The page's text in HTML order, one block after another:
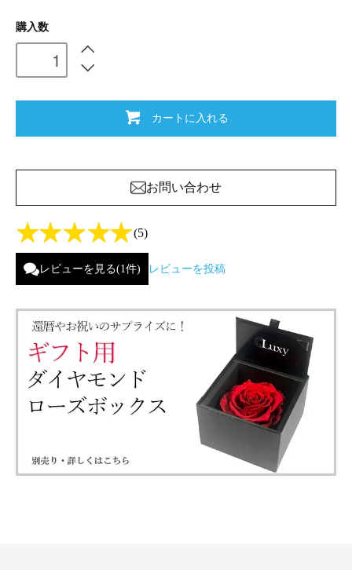
購入数
カートに入れる
お問い合わせ
(5)
レビューを見る(1件) レビューを投稿